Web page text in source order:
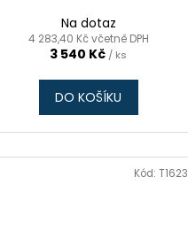
Na dotaz
4 283,40 Kč včetně DPH
3 540 Kč / ks
DO KOŠÍKU
Kód: T1623